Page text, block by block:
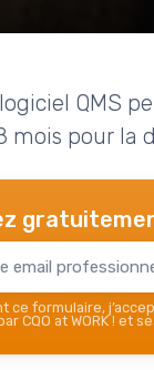
QMS
mois pour la
ce formulaire,
CQO at WORK ! et